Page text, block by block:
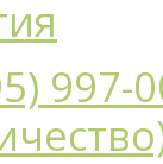
997-